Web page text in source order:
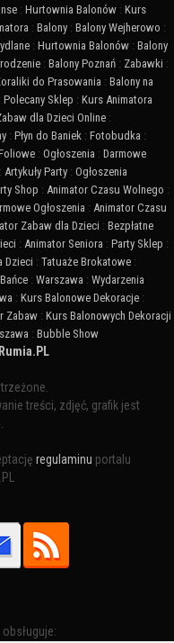
: Hurtownia Balonów : Kurs
: Balony : Balony Wejherowo :
: Hurtownia Balonów : Balony
: Balony Poznań : Zabawki :
do Prasowania : Balony na
Polecany Sklep : Kurs Animatora
dla Dzieci Online :
: Płyn do Baniek : Fotobudka :
: Ogłoszenia : Darmowe
: Artykuły Party : Ogłoszenia
Shop : Animator Czasu Wolnego :
Ogłoszenia : Animator Czasu
Zabaw dla Dzieci : Bezpłatne
: Animator Seniora : Party Sklep :
Dzieci : Tatuaże Brokatowe :
: Warszawa : Wydarzenia
: Kurs Balonowe Dekoracje :
Zabaw : Kurs Balonowych Dekoracji
: Bubble Show
treści, zdjęć, grafik jest
regulaminu portalu